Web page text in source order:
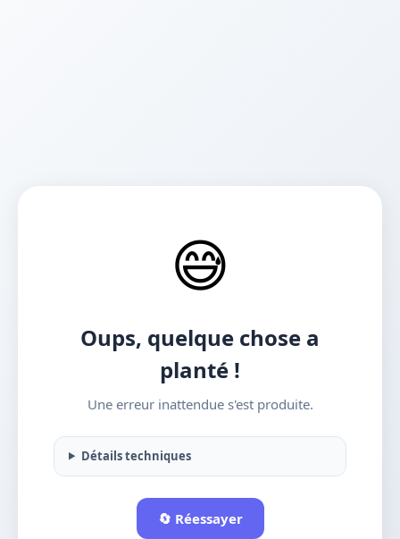
😅
Oups, quelque chose a
planté !
Une erreur inattendue s'est produite.
Détails techniques
🔄 Réessayer